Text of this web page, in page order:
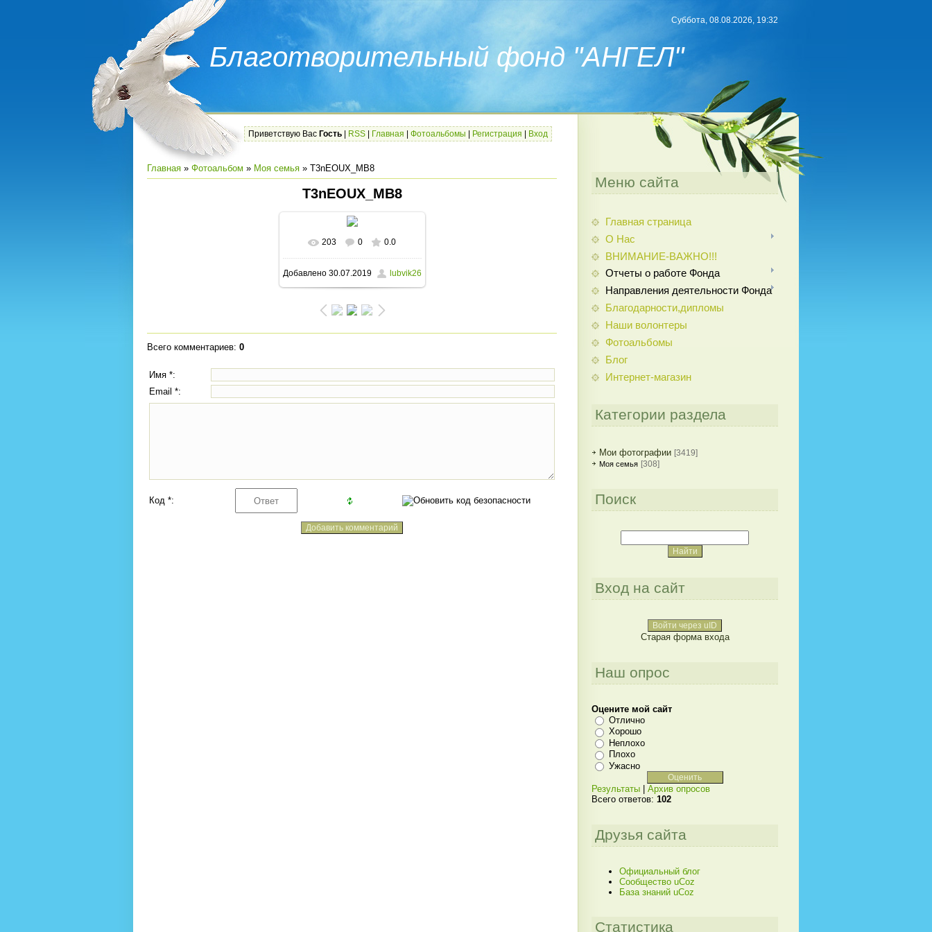
Благотворительный фонд "АНГЕЛ"
Суббота, 08.08.2026, 19:32
Приветствую Вас Гость RSS Главная Фотоальбомы Регистрация Вход
Главная » Фотоальбом » Моя семья » T3nEOUX_MB8
T3nEOUX_MB8
В реальном размере
802x960 / 266.0Kb
203 0 0.0
Добавлено30.07.2019 lubvik26
Всего комментариев: 0
Имя *:
Email *:
Код *:
Меню сайта
Главная страница
О Нас
ВНИМАНИЕ-ВАЖНО!!!
Отчеты о работе Фонда
Направления деятельности Фонда
Благодарности,дипломы
Наши волонтеры
Фотоальбомы
Блог
Интернет-магазин
Категории раздела
Мои фотографии [3419]
Моя семья [308]
Поиск
Вход на сайт
Войти через uID
Старая форма входа
Наш опрос
Оцените мой сайт
Отлично
Хорошо
Неплохо
Плохо
Ужасно
Результаты
Архив опросов
Всего ответов: 102
Друзья сайта
Официальный блог
Сообщество uCoz
База знаний uCoz
Статистика